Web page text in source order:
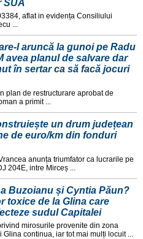
SUA
aflat in evidența Consiliului
...
l aruncă la gunoi pe Radu
avea planul de salvare dar
în sertar ca să facă jocuri
plan de restructurare aprobat de
a primit ...
un drum județean
de euro/km din fonduri
anunța triumfator ca lucrarile pe
204E, intre Mirceș ...
Buzoianu și Cyntia Păun?
toxice de la Glina care
sudul Capitalei
mirosurile provenite din zona
continua, iar tot mai mulți locuit ...